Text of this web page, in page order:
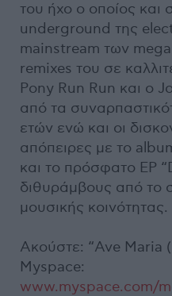
του ήχο ο οποίος και
underground της
mainstream των
remixes του σε
Pony Run Run και o
από τα
ετών ενώ και οι
απόπειρες με το
και το πρόσφατο EP
διθυράμβους από το
μουσικής κοινότητας.
Aκούστε: “Ave Maria
Myspace:
www.myspace.com/